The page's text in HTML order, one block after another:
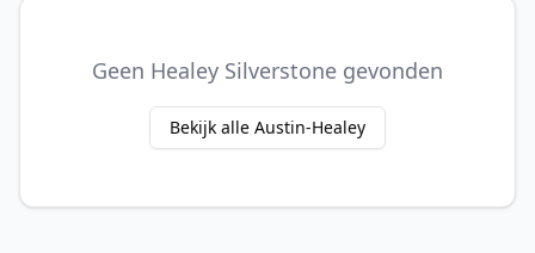
Geen Healey Silverstone gevonden
Bekijk alle Austin-Healey